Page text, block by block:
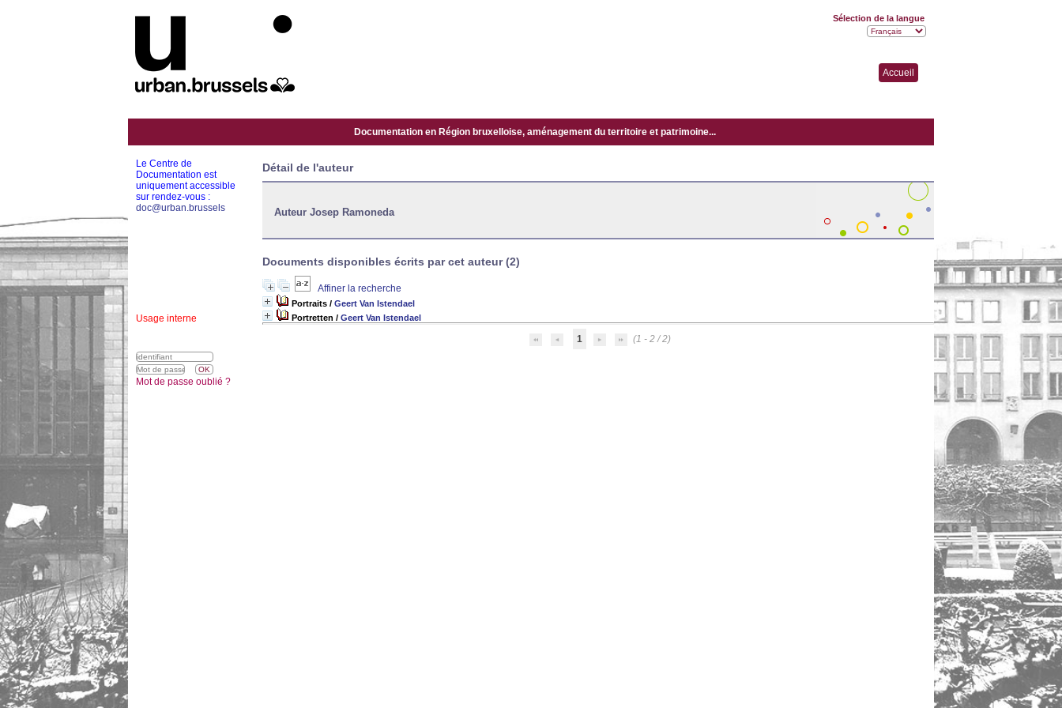
Accueil
Documentation en Région bruxelloise, aménagement du territoire et patrimoine...
Détail de l'auteur
Auteur Josep Ramoneda
Documents disponibles écrits par cet auteur (2)
Affiner la recherche
Portraits / Geert Van Istendael
Portretten / Geert Van Istendael
1 (1 - 2 / 2)
Le Centre de
Documentation est
uniquement accessible
sur rendez-vous :
doc@urban.brussels
Usage interne
Sélection de la langue
Mot de passe oublié ?